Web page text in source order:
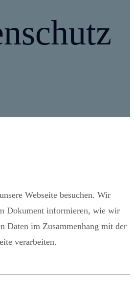
Webseite besuchen. Wir
Dokument informieren, wie wir
Daten im Zusammenhang mit der
verarbeiten.